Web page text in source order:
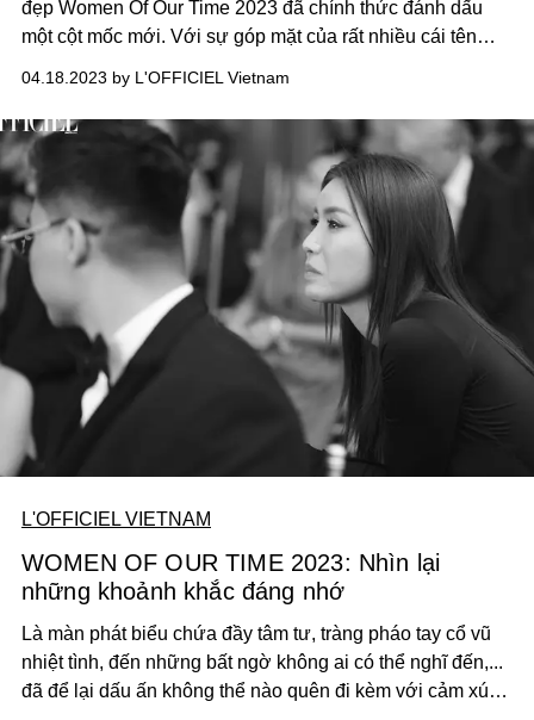
đẹp Women Of Our Time 2023 đã chính thức đánh dấu
một cột mốc mới. Với sự góp mặt của rất nhiều cái tên
04.18.2023 by L'OFFICIEL Vietnam
L'OFFICIEL VIETNAM
WOMEN OF OUR TIME 2023: Nhìn lại
những khoảnh khắc đáng nhớ
Là màn phát biểu chứa đầy tâm tư, tràng pháo tay cổ vũ
nhiệt tình, đến những bất ngờ không ai có thể nghĩ đến,...
đã để lại dấu ấn không thể nào quên đi kèm với cảm xúc